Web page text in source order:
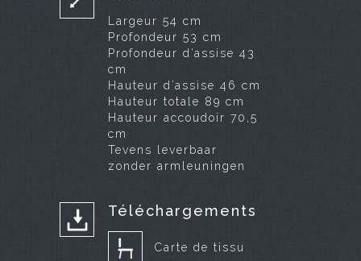
Largeur 54 cm
Profondeur 53 cm
Profondeur d’assise 43
cm
Hauteur d’assise 46 cm
Hauteur totale 89 cm
Hauteur accoudoir 70,5
cm
Tevens leverbaar
zonder armleuningen
Téléchargements
Carte de tissu